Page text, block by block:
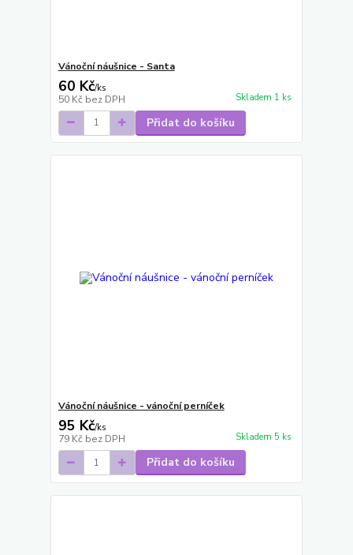
Vánoční náušnice - Santa
60 Kč/ks
50 Kč bez DPH Skladem 1 ks
Přidat do košíku
Vánoční náušnice - vánoční perníček
95 Kč/ks
79 Kč bez DPH Skladem 5 ks
Přidat do košíku